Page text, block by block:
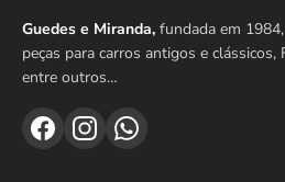
Guedes e Miranda, fundada em
peças para carros antigos e clássicos,
entre outros…